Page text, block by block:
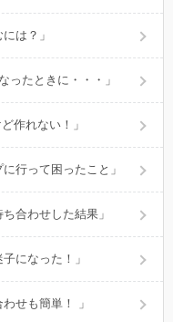
は？」
ったときに・・・」
作れない！」
行って困ったこと」
合わせした結果」
になった！」
せも簡単！ 」